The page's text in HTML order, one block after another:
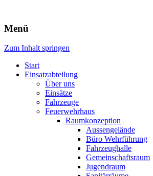
Freiwillige
v.d.H.
Menü
Zum Inhalt springen
Start
Einsatzabteilung
Über uns
Einsätze
Fahrzeuge
Feuerwehrhaus
Raumkonzeption
Aussengelände
Büro Wehrführung
Fahrzeughalle
Gemeinschaftsraum
Jugendraum